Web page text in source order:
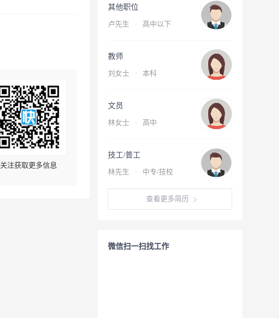
关注获取更多信息
其他职位
卢先生 · 高中以下
教师
刘女士 · 本科
文员
林女士 · 高中
技工/普工
林先生 · 中专/技校
查看更多简历
微信扫一扫找工作